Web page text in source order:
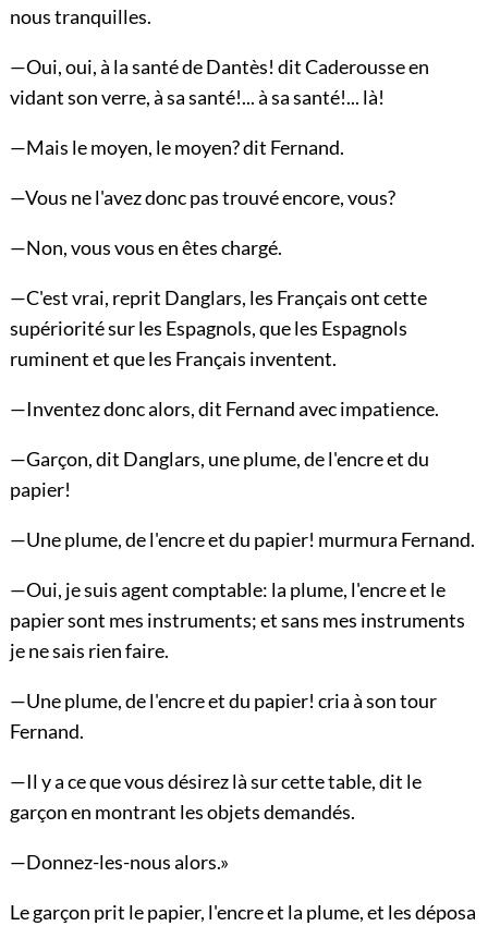
nous tranquilles.
—Oui, oui, à la santé de Dantès! dit Caderousse en
vidant son verre, à sa santé!... à sa santé!... là!
—Mais le moyen, le moyen? dit Fernand.
—Vous ne l'avez donc pas trouvé encore, vous?
—Non, vous vous en êtes chargé.
—C'est vrai, reprit Danglars, les Français ont cette
supériorité sur les Espagnols, que les Espagnols
ruminent et que les Français inventent.
—Inventez donc alors, dit Fernand avec impatience.
—Garçon, dit Danglars, une plume, de l'encre et du
papier!
—Une plume, de l'encre et du papier! murmura Fernand.
—Oui, je suis agent comptable: la plume, l'encre et le
papier sont mes instruments; et sans mes instruments
je ne sais rien faire.
—Une plume, de l'encre et du papier! cria à son tour
Fernand.
—Il y a ce que vous désirez là sur cette table, dit le
garçon en montrant les objets demandés.
—Donnez-les-nous alors.»
Le garçon prit le papier, l'encre et la plume, et les déposa